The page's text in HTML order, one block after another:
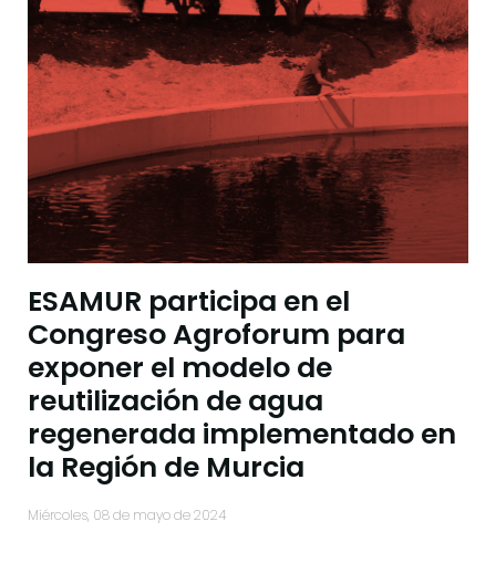
ESAMUR participa en el
Congreso Agroforum para
exponer el modelo de
reutilización de agua
regenerada implementado en
la Región de Murcia
miércoles, 08 de mayo de 2024